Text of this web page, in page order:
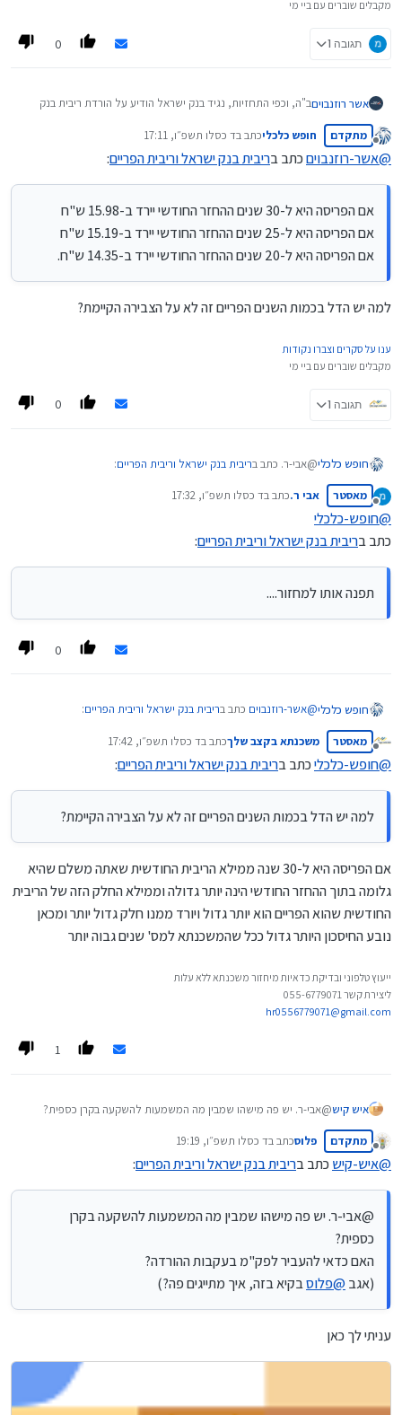
מקבלים שוברים עם ביי מי
תגובה 1 0
אשר רוזנבויםב"ה, וכפי התחזיות, נגיד בנק ישראל הודיע על הורדת ריבית בנק
כך שריבית בנק ישראל תעמוד על 4.25%,
ובהתאמה ריבית הפריים תעמוד על 5.75%.
העדכון הבא יהיה בתאריך ה-05/01/2026 (ט"ז טבת תשפ"ו).
הפריים:
אם הפריסה היא ל-30 שנים ההחזר החודשי יירד ב-15.98 ש"ח
אם הפריסה היא ל-20 שנים ההחזר החודשי יירד ב-14.35 ש"ח.
זה לא הורדה משמעותית בהחזר החודשי,
אך זה מסמן התחלה של ירידות נוספות בעז"ה.
בשורות טובות, המשך הצלחה וס"ד!
מנותק
מתקדם חופש כלכליכתב בד כסלו תשפ״ו, 17:11
נערך לאחרונה על ידי
@אשר-רוזנבויםכתב בריבית בנק ישראל וריבית הפריים:
אם הפריסה היא ל-30 שנים ההחזר החודשי יירד ב-15.98 ש"ח
אם הפריסה היא ל-25 שנים ההחזר החודשי יירד ב-15.19 ש"ח
אם הפריסה היא ל-20 שנים ההחזר החודשי יירד ב-14.35 ש"ח.
למה יש הדל בכמות השנים הפריים זה לא על הצבירה הקיימת?
ענו על סקרים וצברו נקודות
מקבלים שוברים עם ביי מי
תגובה 1 0
חופש כלכלי@אבי-ר. כתב בריבית בנק ישראל וריבית הפריים:
כתב בריבית בנק ישראל וריבית הפריים
מכיר מישהו שלקח 1,000,000 בריבית פריים??
מנותק
מאסטר אבי ר.כתב בד כסלו תשפ״ו, 17:32
נערך לאחרונה על ידי
@חופש-כלכלי
כתב בריבית בנק ישראל וריבית הפריים:
תפנה אותו למחזור....
0
חופש כלכלי@אשר-רוזנבוים כתב בריבית בנק ישראל וריבית הפריים:
ש"ח
אם הפריסה היא ל-20 שנים ההחזר החודשי יירד ב-14.35
ש"ח.
מנותק
מאסטר משכנתא בקצב שלךכתב בד כסלו תשפ״ו, 17:42
נערך לאחרונה על ידי
@חופש-כלכליכתב בריבית בנק ישראל וריבית הפריים:
למה יש הדל בכמות השנים הפריים זה לא על הצבירה הקיימת?
אם הפריסה היא ל-30 שנה ממילא הריבית החודשית שאתה משלם שהיא
גלומה בתוך ההחזר החודשי הינה יותר גדולה וממילא החלק הזה של הריבית
החודשית שהוא הפריים הוא יותר גדול ויורד ממנו חלק גדול יותר ומכאן
נובע החיסכון היותר גדול ככל שהמשכנתא למס' שנים גבוה יותר
ייעוץ טלפוני ובדיקת כדאיות מיחזור משכנתא ללא עלות
ליצירת קשר 055-6779071
hr0556779071@gmail.com
1
איש קיש@אבי-ר. יש פה מישהו שמבין מה המשמעות להשקעה בקרן כספית?
האם כדאי להעביר לפק"מ בעקבות ההורדה?
(אגב@פלוס
מנותק
מתקדם פלוסכתב בד כסלו תשפ״ו, 19:19
נערך לאחרונה על ידי
@איש-קישכתב בריבית בנק ישראל וריבית הפריים:
@אבי-ר. יש פה מישהו שמבין מה המשמעות להשקעה בקרן
כספית?
האם כדאי להעביר לפק"מ בעקבות ההורדה?
(אגב@פלוסבקיא בזה, איך מתייגים פה?)
עניתי לך כאן